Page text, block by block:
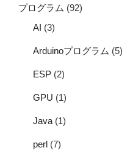
プログラム (92)
AI (3)
Arduinoプログラム (5)
ESP (2)
GPU (1)
Java (1)
perl (7)